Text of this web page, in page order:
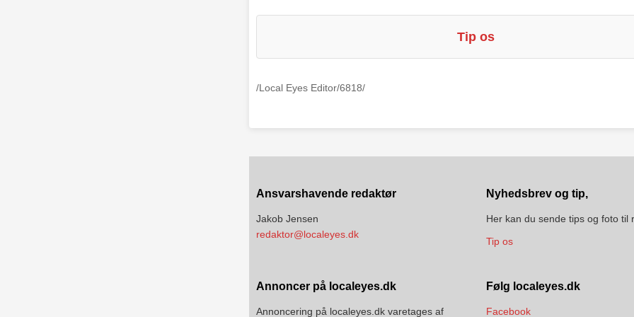
Tip os
/Local Eyes Editor/6818/
Ansvarshavende redaktør
Jakob Jensen
redaktor@localeyes.dk
Nyhedsbrev og tip,
Her kan du sende tips og foto til
Tip os
Annoncer på localeyes.dk
Annoncering på localeyes.dk varetages af
Følg localeyes.dk
Facebook